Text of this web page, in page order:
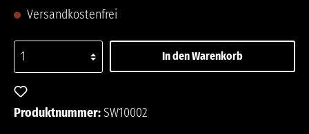
Versandkostenfrei
In den Warenkorb
Produktnummer:SW10002